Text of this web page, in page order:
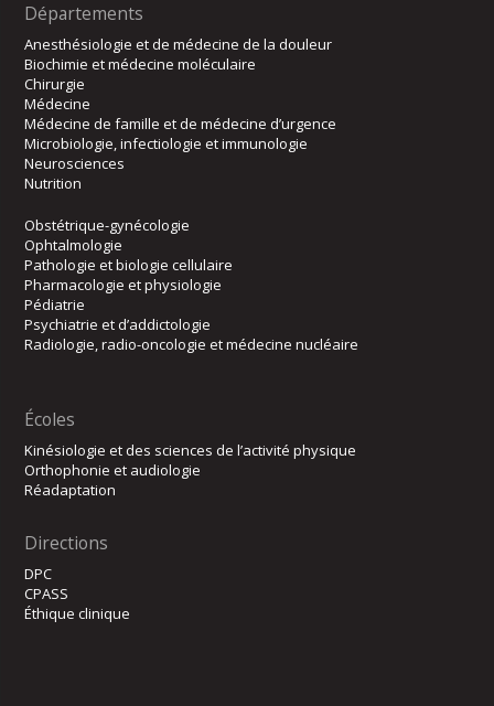
Départements
Anesthésiologie et de médecine de la douleur
Biochimie et médecine moléculaire
Chirurgie
Médecine
Médecine de famille et de médecine d’urgence
Microbiologie, infectiologie et immunologie
Neurosciences
Nutrition
Obstétrique-gynécologie
Ophtalmologie
Pathologie et biologie cellulaire
Pharmacologie et physiologie
Pédiatrie
Psychiatrie et d’addictologie
Radiologie, radio-oncologie et médecine nucléaire
Écoles
Kinésiologie et des sciences de l’activité physique
Orthophonie et audiologie
Réadaptation
Directions
DPC
CPASS
Éthique clinique